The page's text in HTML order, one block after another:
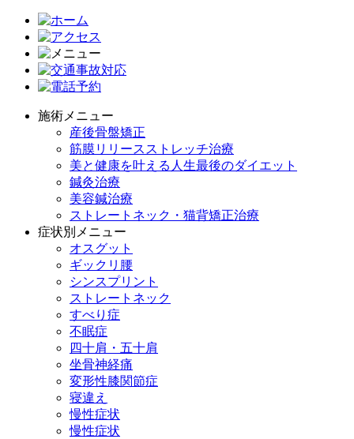
施術メニュー
産後骨盤矯正
筋膜リリースストレッチ治療
美と健康を叶える人生最後のダイエット
鍼灸治療
美容鍼治療
ストレートネック・猫背矯正治療
症状別メニュー
オスグット
ギックリ腰
シンスプリント
ストレートネック
すべり症
不眠症
四十肩・五十肩
坐骨神経痛
変形性膝関節症
寝違え
慢性症状
慢性症状